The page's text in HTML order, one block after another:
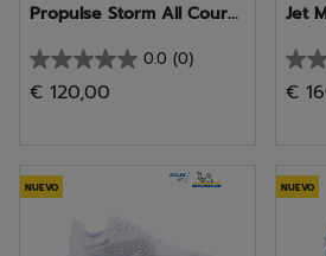
Propulse Storm All Cour...
0.0 (0)
0.0
de
€ 120,00
Jet
0.0
de
€
NUEVO NUEVO